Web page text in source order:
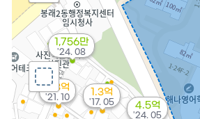
1,756만
'24. 08
4.5억
'24. 05
2.3억
'21. 10 1.3억
'17. 05